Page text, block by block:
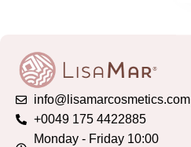
info@lisamarcosmetics.com
+0049 175 4422885
Monday - Friday 10:00